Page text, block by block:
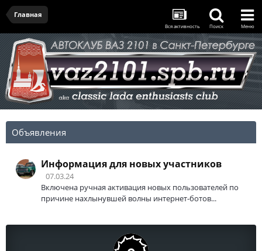
Главная
Вся активность Поиск Меню
Объявления
Информация для новых участников
07.03.24
Включена ручная активация новых пользователей по
причине нахлынувшей волны интернет-ботов...